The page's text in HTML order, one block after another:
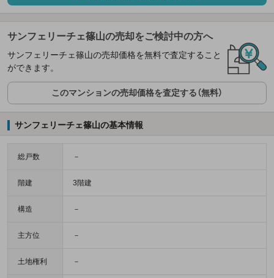
サンフェリーチェ篠山の売却をご検討中の方へ
サンフェリーチェ篠山の売却価格を無料で査定すること
ができます。
このマンションの売却価格を査定する（無料）
サンフェリーチェ篠山の基本情報
総戸数 －
階建 3階建
構造 －
主方位 －
土地権利 －